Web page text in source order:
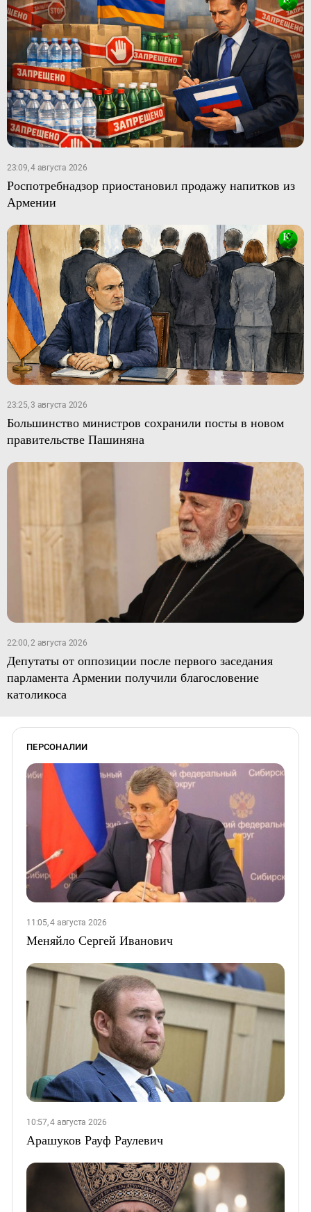
23:09, 4 августа 2026
Роспотребнадзор приостановил продажу напитков из
Армении
23:25, 3 августа 2026
Большинство министров сохранили посты в новом
правительстве Пашиняна
22:00, 2 августа 2026
Депутаты от оппозиции после первого заседания
парламента Армении получили благословение
католикоса
ПЕРСОНАЛИИ
11:05, 4 августа 2026
Меняйло Сергей Иванович
10:57, 4 августа 2026
Арашуков Рауф Раулевич